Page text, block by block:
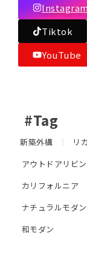
#Tag
新築外構 リ
アウトドアリビ
カリフォルニア
ナチュラルモダン
和モダン
Instagram
Tiktok
YouTube